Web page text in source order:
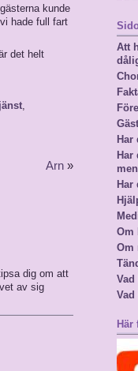
kunde
hade full fart
det helt
,
Arn »
dig om att
av sig
Att
Har
Har
Om
Om
Här